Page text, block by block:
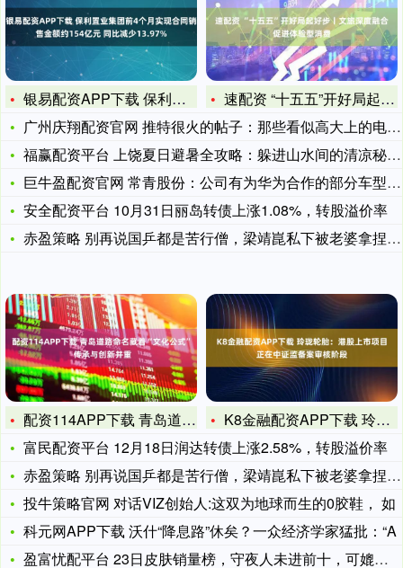
银易配资APP下载 保利置业集团前4个月实现合同销售金额约1
速配资 “十五五”开好局起好步丨文旅深度融合促进体验型消费
广州庆翔配资官网 推特很火的帖子：那些看似高大上的电影道具，
福赢配资平台 上饶夏日避暑全攻略：躲进山水间的清凉秘境，水上
巨牛盈配资官网 常青股份：公司有为华为合作的部分车型供货
安全配资平台 10月31日丽岛转债上涨1.08%，转股溢价率
赤盈策略 别再说国乒都是苦行僧，梁靖崑私下被老婆拿捏成耙耳朵
配资114APP下载 青岛道路命名藏着“文化公式” 传承与创
K8金融配资APP下载 玲珑轮胎：港股上市项目正在中证监备案
富民配资平台 12月18日润达转债上涨2.58%，转股溢价率
赤盈策略 别再说国乒都是苦行僧，梁靖崑私下被老婆拿捏成耙耳朵
投牛策略官网 对话VIZ创始人:这双为地球而生的0胶鞋， 如
科元网APP下载 沃什“降息路”休矣？一众经济学家猛批：“A
盈富忧配平台 23日皮肤销量榜，守夜人未进前十，可媲美白虎志